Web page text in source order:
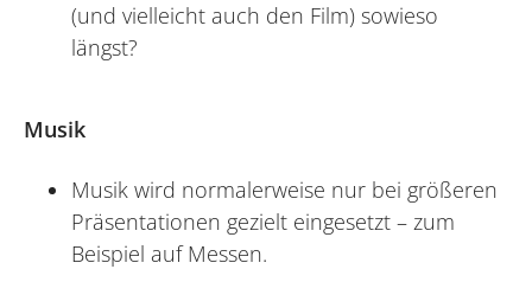
(und vielleicht auch den Film) sowieso
längst?
Musik
Musik wird normalerweise nur bei größeren
Präsentationen gezielt eingesetzt – zum
Beispiel auf Messen.